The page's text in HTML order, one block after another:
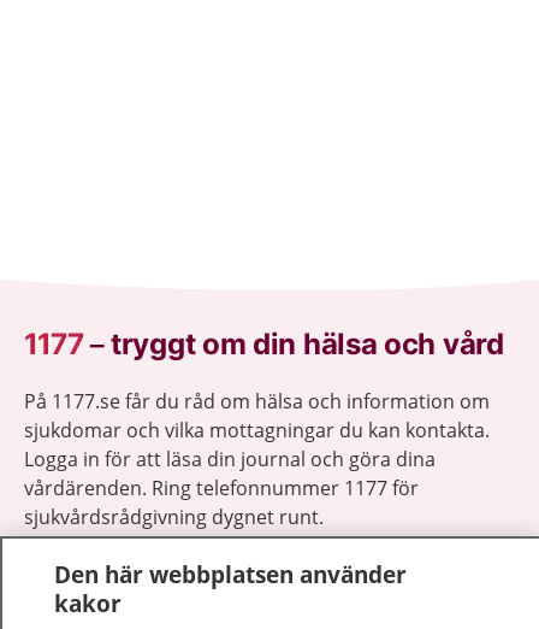
1177–tryggt om din hälsa och vård
På 1177.se får du råd om hälsa och information om
sjukdomar och vilka mottagningar du kan kontakta.
Logga in för att läsa din journal och göra dina
vårdärenden. Ring telefonnummer 1177 för
sjukvårdsrådgivning dygnet runt.
1177 ger dig råd när du vill må bättre.
Den här webbplatsen använder
kakor